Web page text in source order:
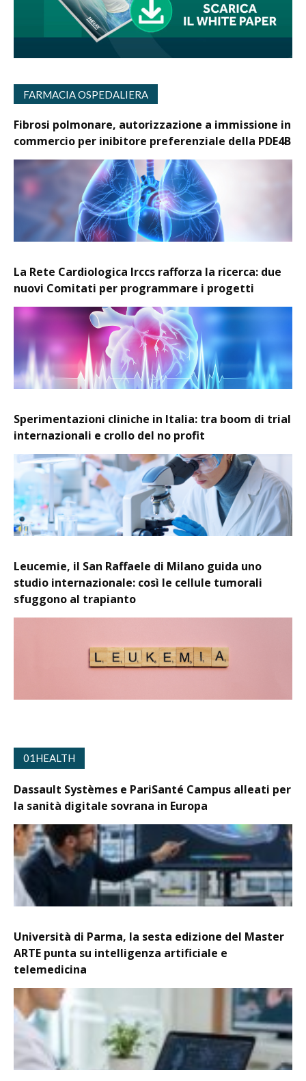
FARMACIA OSPEDALIERA
Fibrosi polmonare, autorizzazione a immissione in
commercio per inibitore preferenziale della PDE4B
La Rete Cardiologica Irccs rafforza la ricerca: due
nuovi Comitati per programmare i progetti
Sperimentazioni cliniche in Italia: tra boom di trial
internazionali e crollo del no profit
Leucemie, il San Raffaele di Milano guida uno
studio internazionale: così le cellule tumorali
sfuggono al trapianto
01HEALTH
Dassault Systèmes e PariSanté Campus alleati per
la sanità digitale sovrana in Europa
Università di Parma, la sesta edizione del Master
ARTE punta su intelligenza artificiale e
telemedicina